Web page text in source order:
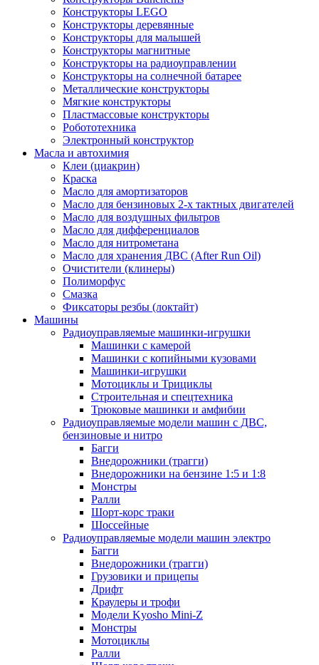
Конструкторы LEGO
Конструкторы деревянные
Конструкторы для малышей
Конструкторы магнитные
Конструкторы на радиоуправлении
Конструкторы на солнечной батарее
Металлические конструкторы
Мягкие конструкторы
Пластмассовые конструкторы
Робототехника
Электронный конструктор
Масла и автохимия
Клеи (циакрин)
Краска
Масло для амортизаторов
Масло для бензиновых 2-х тактных двигателей
Масло для воздушных фильтров
Масло для дифференциалов
Масло для нитрометана
Масло для хранения ДВС (After Run Oil)
Очистители (клинеры)
Полиморфус
Смазка
Фиксаторы резбы (локтайт)
Машины
Радиоуправляемые машинки-игрушки
Машинки с камерой
Машинки с копийными кузовами
Машинки-игрушки
Мотоциклы и Трициклы
Строительная и спецтехника
Трюковые машинки и амфибии
Радиоуправляемые модели машин с ДВС,
бензиновые и нитро
Багги
Внедорожники (трагги)
Внедорожники на бензине 1:5 и 1:8
Монстры
Ралли
Шорт-корс траки
Шоссейные
Радиоуправляемые модели машин электро
Багги
Внедорожники (трагги)
Грузовики и прицепы
Дрифт
Краулеры и трофи
Модели Kyosho Mini-Z
Монстры
Мотоциклы
Ралли